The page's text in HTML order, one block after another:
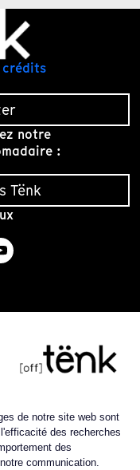
crédits
notre
:
Tënk